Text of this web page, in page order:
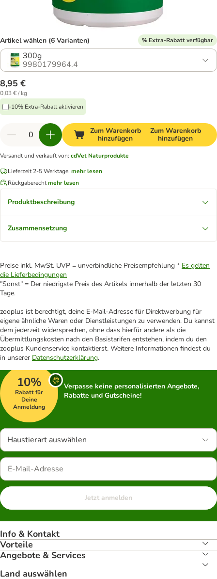
Artikel wählen (6 Varianten) % Extra-Rabatt verfügbar
300g
9980179964.4
8,95 €
0,03 € / kg
-10% Extra-Rabatt aktivieren
Zum Warenkorb
hinzufügen
Zum Warenkorb
hinzufügen
Versandt und verkauft von: cdVet Naturprodukte
Lieferzeit 2-5 Werktage. mehr lesen
Rückgaberechtmehr lesen
Produktbeschreibung
Zusammensetzung
Preise inkl. MwSt. UVP = unverbindliche Preisempfehlung * Es gelten
die Lieferbedingungen
"Sonst" = Der niedrigste Preis des Artikels innerhalb der letzten 30
Tage.
zooplus ist berechtigt, deine E-Mail-Adresse für Direktwerbung für
eigene ähnliche Waren oder Dienstleistungen zu verwenden. Du kannst
dem jederzeit widersprechen, ohne dass hierfür andere als die
Übermittlungskosten nach den Basistarifen entstehen, indem du den
zooplus Kundenservice kontaktierst. Weitere Informationen findest du
in unserer Datenschutzerklärung.
10%
Rabatt für
Deine
Anmeldung
Verpasse keine personalisierten Angebote,
Rabatte und Gutscheine!
Haustierart auswählen
Jetzt anmelden
Info & Kontakt
Vorteile
Angebote & Services
Land auswählen